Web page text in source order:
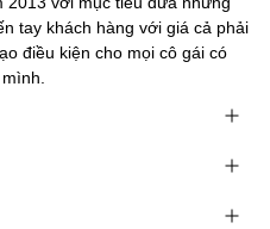
tay khách hàng với giá cả phải
điều kiện cho mọi cô gái có